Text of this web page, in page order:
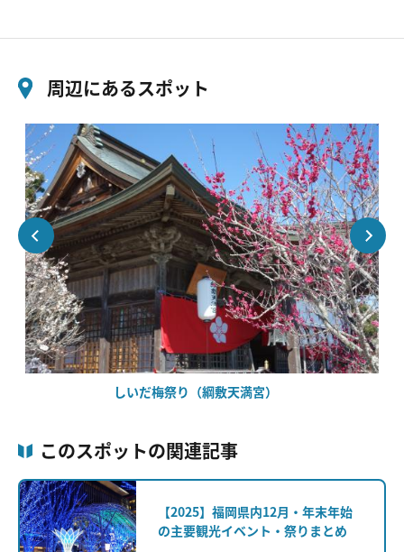
周辺にあるスポット
しいだ梅祭り（綱敷天満宮）
このスポットの関連記事
【2025】福岡県内12月・年末年始
の主要観光イベント・祭りまとめ